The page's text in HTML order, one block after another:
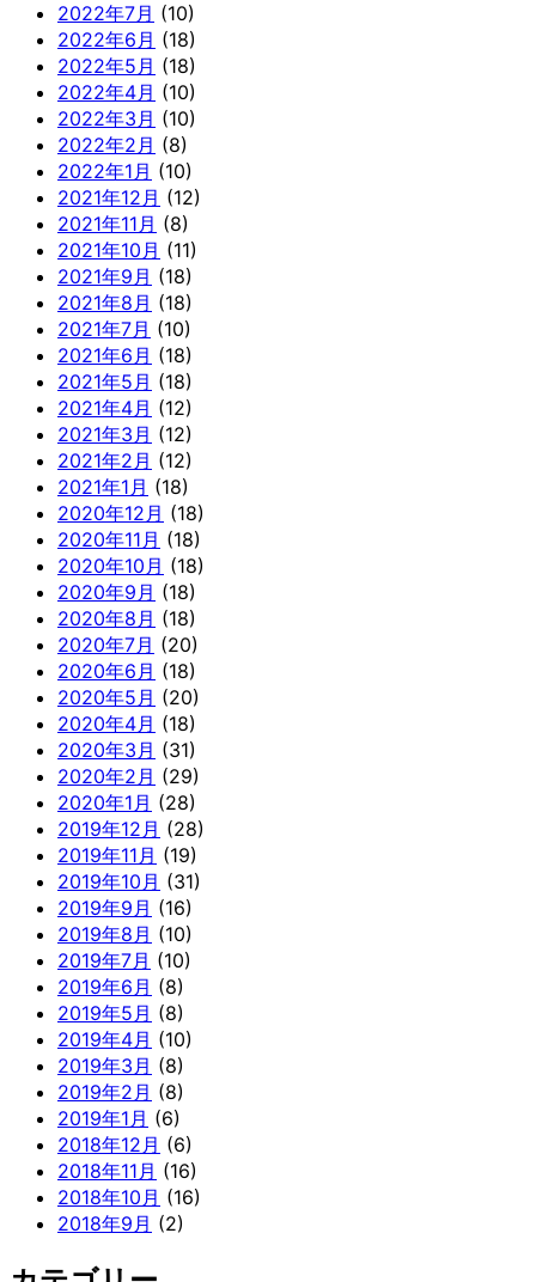
2022年7月 (10)
2022年6月 (18)
2022年5月 (18)
2022年4月 (10)
2022年3月 (10)
2022年2月 (8)
2022年1月 (10)
2021年12月 (12)
2021年11月 (8)
2021年10月 (11)
2021年9月 (18)
2021年8月 (18)
2021年7月 (10)
2021年6月 (18)
2021年5月 (18)
2021年4月 (12)
2021年3月 (12)
2021年2月 (12)
2021年1月 (18)
2020年12月 (18)
2020年11月 (18)
2020年10月 (18)
2020年9月 (18)
2020年8月 (18)
2020年7月 (20)
2020年6月 (18)
2020年5月 (20)
2020年4月 (18)
2020年3月 (31)
2020年2月 (29)
2020年1月 (28)
2019年12月 (28)
2019年11月 (19)
2019年10月 (31)
2019年9月 (16)
2019年8月 (10)
2019年7月 (10)
2019年6月 (8)
2019年5月 (8)
2019年4月 (10)
2019年3月 (8)
2019年2月 (8)
2019年1月 (6)
2018年12月 (6)
2018年11月 (16)
2018年10月 (16)
2018年9月 (2)